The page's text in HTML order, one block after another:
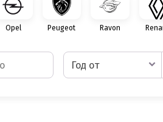
Opel Peugeot Ravon
Год от